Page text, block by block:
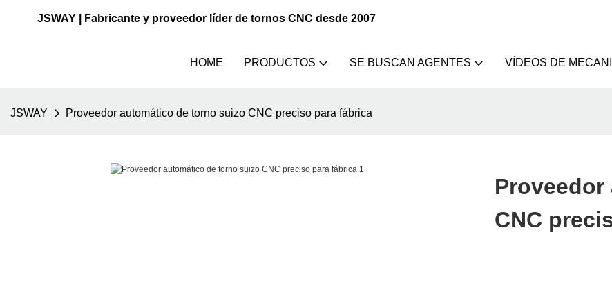
JSWAY | Fabricante y proveedor líder de tornos CNC desde 2007
HOME PRODUCTOS SE BUSCAN AGENTES VÍDEOS DE
JSWAY Proveedor automático de torno suizo CNC preciso para fábrica
CNC